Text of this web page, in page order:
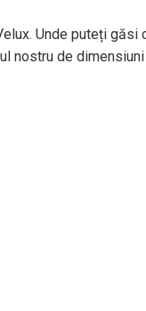
Unde puteți găsi
nostru de